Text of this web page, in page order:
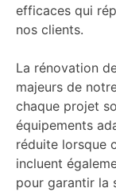
efficaces qui
nos clients.
La rénovation
majeurs de
chaque projet
équipements
réduite lorsque
incluent
pour garantir la